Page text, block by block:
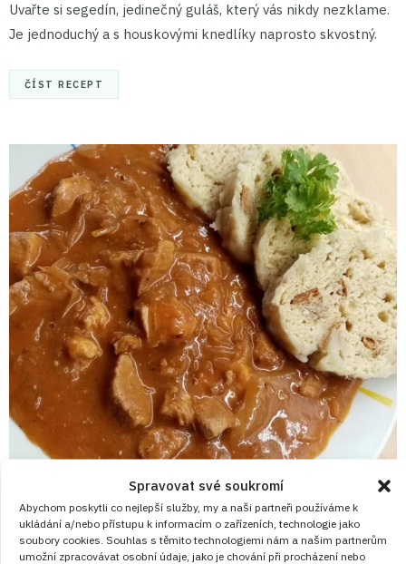
Spravovat své soukromí
Abychom poskytli co nejlepší služby, my a naši partneři používáme k
ukládání a/nebo přístupu k informacím o zařízeních, technologie jako
soubory cookies. Souhlas s těmito technologiemi nám a našim partnerům
umožní zpracovávat osobní údaje, jako je chování při procházení nebo
Uvařte si segedín, jedinečný guláš, který vás nikdy nezklame.
Je jednoduchý a s houskovými knedlíky naprosto skvostný.
ČÍST RECEPT
Segedínský guláš s domácím knedlíkem:
Kompletně poctivý chod